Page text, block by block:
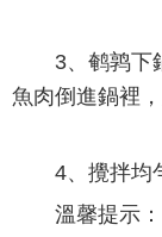
3、鹌鹑下
魚肉倒進鍋裡
4、攪拌均
溫馨提示：